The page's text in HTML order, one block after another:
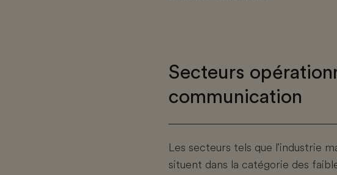
Secteurs
communication
Les secteurs tels que l'industrie
situent dans la catégorie des